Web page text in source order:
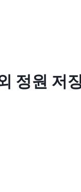
정원 저